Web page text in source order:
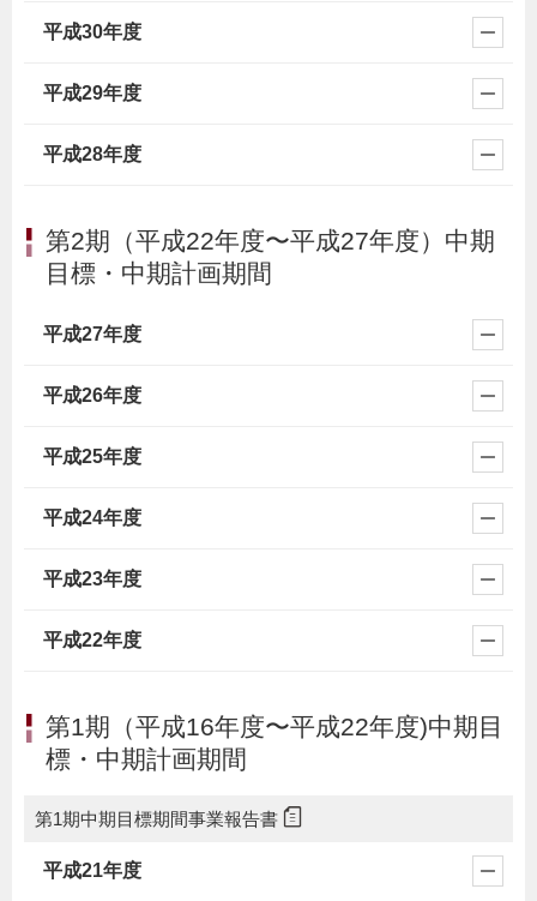
平成30年度
平成29年度
平成28年度
第2期（平成22年度〜平成27年度）中期
目標・中期計画期間
平成27年度
平成26年度
平成25年度
平成24年度
平成23年度
平成22年度
第1期（平成16年度〜平成22年度)中期目
標・中期計画期間
第1期中期目標期間事業報告書
平成21年度